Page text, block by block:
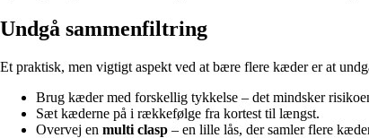
Undgå sammenfiltring
Et praktisk, men vigtigt aspekt ved at bære flere kæder er at
Brug kæder med forskellig tykkelse – det mindsker
Sæt kæderne på i rækkefølge fra kortest til længst.
Overvej en multi clasp – en lille lås, der samler flere